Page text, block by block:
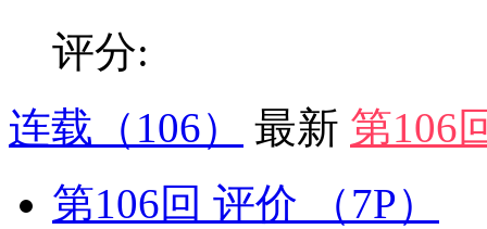
评分:
连载 （106） 最新 第106
第106回 评价
（7P）